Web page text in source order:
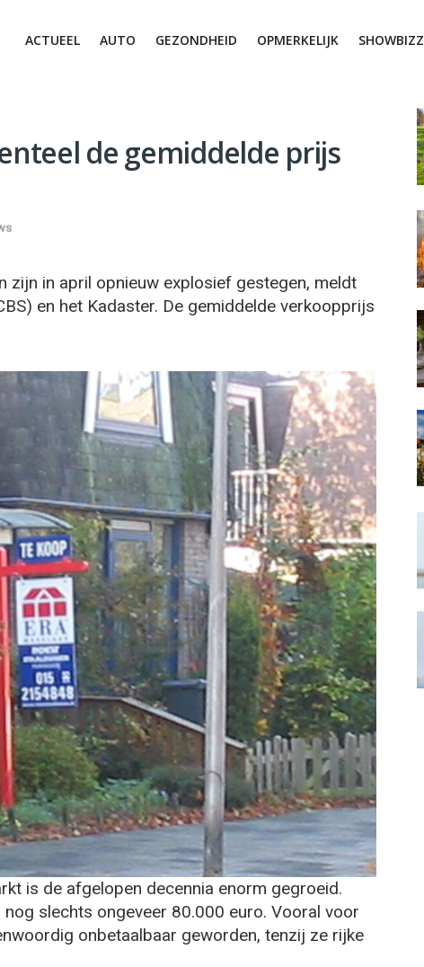
ACTUEEL AUTO GEZONDHEID OPMERKELIJK SHOWBIZZ
de gemiddelde prijs
zijn in april opnieuw explosief gestegen, meldt
en het Kadaster. De gemiddelde verkoopprijs
is de afgelopen decennia enorm gegroeid.
slechts ongeveer 80.000 euro. Vooral voor
onbetaalbaar geworden, tenzij ze rijke